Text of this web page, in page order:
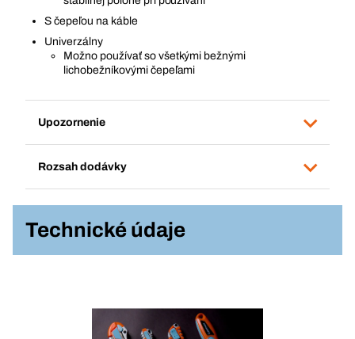
S čepeľou na káble
Univerzálny
Možno používať so všetkými bežnými
lichobežníkovými čepeľami
Upozornenie
Rozsah dodávky
Technické údaje